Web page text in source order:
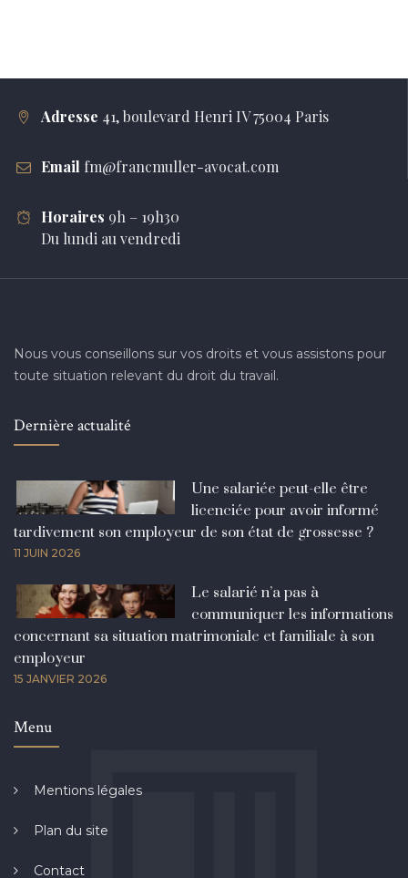
Adresse 41, boulevard Henri IV 75004 Paris
Email fm@francmuller-avocat.com
Horaires 9h – 19h30
Du lundi au vendredi
Nous vous conseillons sur vos droits et vous assistons pour
toute situation relevant du droit du travail.
Dernière actualité
Une salariée peut-elle être
licenciée pour avoir informé
tardivement son employeur de son état de grossesse ?
11 JUIN 2026
Le salarié n’a pas à
communiquer les informations
concernant sa situation matrimoniale et familiale à son
employeur
15 JANVIER 2026
Menu
Mentions légales
Plan du site
Contact